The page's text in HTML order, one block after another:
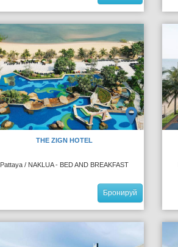
THE ZIGN HOTEL
Pattaya / NAKLUA - BED AND BREAKFAST
Бронируй